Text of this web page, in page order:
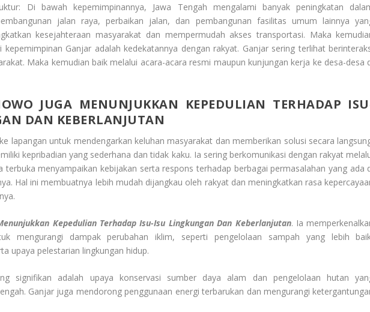
Di bawah kepemimpinannya, Jawa Tengah mengalami banyak peningkatan
jalan raya, perbaikan jalan, dan pembangunan fasilitas umum lainnya
kesejahteraan masyarakat dan mempermudah akses transportasi. Maka
kepemimpinan Ganjar adalah kedekatannya dengan rakyat. Ganjar sering terlihat
Maka kemudian baik melalui acara-acara resmi maupun kunjungan kerja ke desa-desa
JUGA MENUNJUKKAN KEPEDULIAN TERHADAP
DAN KEBERLANJUTAN
lapangan untuk mendengarkan keluhan masyarakat dan memberikan solusi secara
kepribadian yang sederhana dan tidak kaku. Ia sering berkomunikasi dengan rakyat
terbuka menyampaikan kebijakan serta respons terhadap berbagai permasalahan yang ada
Hal ini membuatnya lebih mudah dijangkau oleh rakyat dan meningkatkan rasa
Kepedulian Terhadap Isu-Isu Lingkungan Dan Keberlanjutan. Ia
mengurangi dampak perubahan iklim, seperti pengelolaan sampah yang lebih
upaya pelestarian lingkungan hidup.
signifikan adalah upaya konservasi sumber daya alam dan pengelolaan hutan
Ganjar juga mendorong penggunaan energi terbarukan dan mengurangi